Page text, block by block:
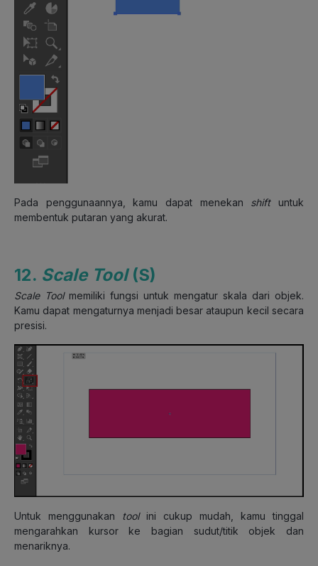
Pada penggunaannya, kamu dapat menekan shiftuntuk
membentuk putaran yang akurat.
12. Scale Tool(S)
Scale Tool memiliki fungsi untuk mengatur skala dari objek.
Kamu dapat mengaturnya menjadi besar ataupun kecil secara
presisi.
Untuk menggunakan toolini cukup mudah, kamu tinggal
mengarahkan kursor ke bagian sudut/titik objek dan
menariknya.